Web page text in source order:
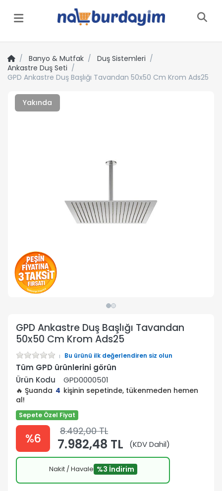
Menü
Banyo & Mutfak
Duş Sistemleri
Ankastre Duş Seti
GPD Ankastre Duş Başlığı Tavandan 50x50 Cm Krom Ads25
Yakında
GPD Ankastre Duş Başlığı Tavandan
50x50 Cm Krom Ads25
Bu ürünü ilk değerlendiren siz olun
Tüm GPD ürünlerini görün
Ürün Kodu
GPD0000501
🔥 Şuanda 4 kişinin sepetinde, tükenmeden hemen
al!
Sepete Özel Fiyat
%6 8.492,00 TL
7.982,48 TL (KDV Dahil)
Nakit / Havale %3 İndirim